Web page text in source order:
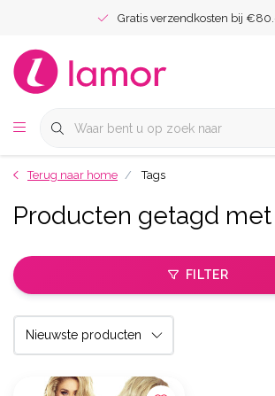
Gratis verzendkosten bij
Terug naar home Tags
Producten getagd met
FILTER